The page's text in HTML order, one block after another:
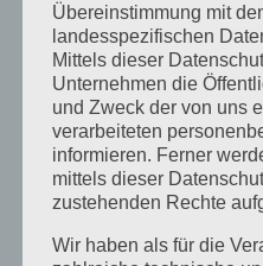
Unsere
Übereinstimmung mit
landesspezifischen
Mittels dieser
Unternehmen die
und Zweck der von uns
verarbeiteten
informieren. Ferner
mittels dieser
zustehenden Rechte
Wir haben als für die